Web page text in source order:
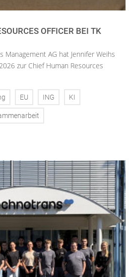
OFFICER BEI TK
AG hat Jennifer Weihs
zur Chief Human Resources
EU ING KI